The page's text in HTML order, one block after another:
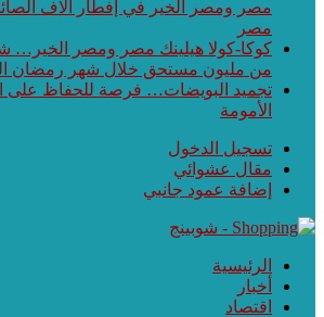
مصر ومصر الخير في إفطار آلاف
مصر
كوكا-كولا هيلينك مصر ومصر الخير…
من مليون مستحق خلال شهر رمضان
تجميد البويضات… فرصة للحفاظ على
الأمومة
تسجيل الدخول
مقال عشوائي
إضافة عمود جانبي
الرئيسية
أخبار
اقتصاد